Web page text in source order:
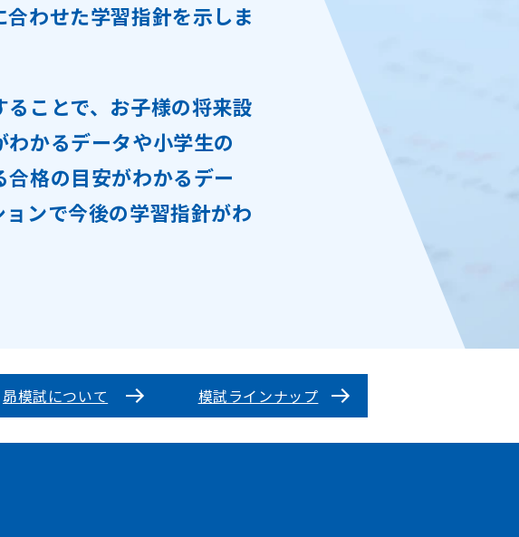
わせた学習指針を示しま
ことで、お子様の将来設
かるデータや小学生の
格の目安がわかるデー
ンで今後の学習指針がわ
昴模試について 模試ラインナップ